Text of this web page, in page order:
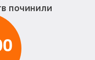
починили
0